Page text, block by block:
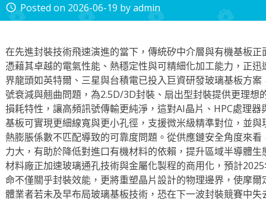
access_time Posted on 2026-06-19 byadmin
在先進封裝技術飛速演進的當下，傳統矽中介層與有機基板
憑藉其卓越的電氣性能、熱穩定性與可精細化加工能力，正
界龍頭如英特爾、三星與台積電已投入巨資研發玻璃基板方
號衰減與翹曲問題，為2.5D/3D封裝、扇出型封裝提供更理想
損耗特性，讓高頻訊號傳輸更純淨，這對AI晶片、HPC處理
基板可實現更細線寬與更小孔徑，支援微米級精準對位，並
熱膨脹係數不匹配導致的可靠度問題。從供應鏈安全角度來
力大，有助於降低對進口有機材料的依賴，提升區域半導體
材料廠正加速玻璃通孔技術與金屬化製程的商用化，預計
命不僅關乎封裝效能，更將重塑晶片設計的物理邊界，使摩
體業者若未及早布局玻璃基板技術，恐在下一波封裝競賽中失